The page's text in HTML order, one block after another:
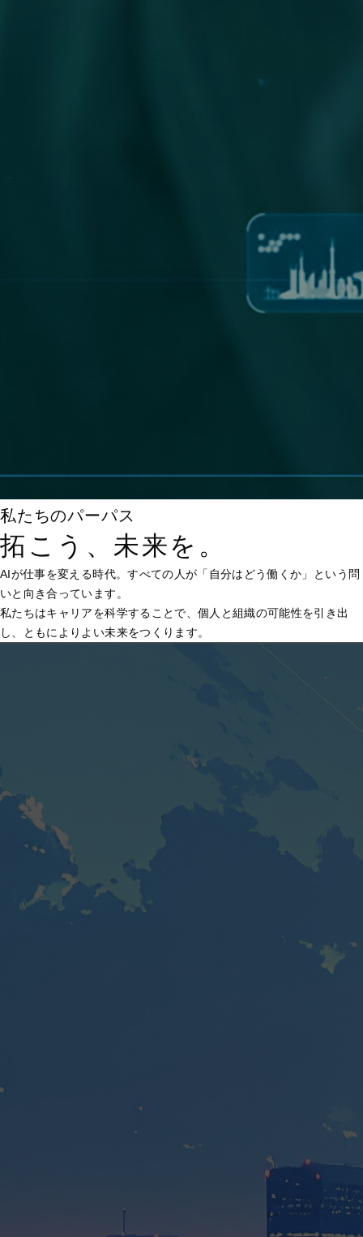
私たちのパーパス
拓こう、 未来を。
AIが仕事を変える時代。すべての人が「自分はどう働くか」という問
いと向き合っています。
私たちはキャリアを科学することで、個人と組織の可能性を引き出
し、ともによりよい未来をつくります。